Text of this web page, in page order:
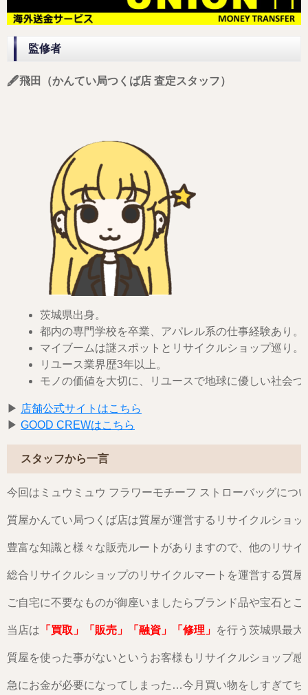
監修者
🖋️飛田（かんてい局つくば店 査定スタッフ）
茨城県出身。
都内の専門学校を卒業、アパレル系の仕事経験あり。
マイブームは謎スポットとリサイクルショップ巡り。
リユース業界歴3年以上。
モノの価値を大切に、リユースで地球に優しい社会
▶︎ 店舗公式サイトはこちら
▶︎ GOOD CREWはこちら
スタッフから一言
今回はミュウミュウ フラワーモチーフ ストローバッグにつ
質屋かんてい局つくば店は質屋が運営するリサイクルショッ
豊富な知識と様々な販売ルートがありますので、他のリサ
総合リサイクルショップのリサイクルマートを運営する質
ご自宅に不要なものが御座いましたらブランド品や宝石と
当店は 「買取」「販売」「融資」「修理」 を行う茨城県最
質屋を使った事がないというお客様もリサイクルショップ
急にお金が必要になってしまった…今月買い物をしすぎて